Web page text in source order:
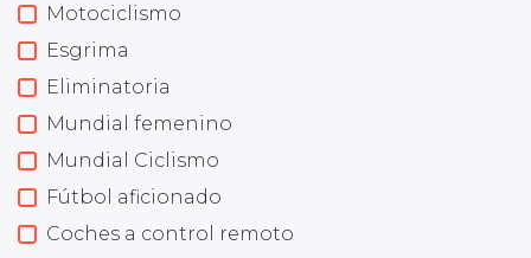
Motociclismo
Esgrima
Eliminatoria
Mundial femenino
Mundial Ciclismo
Fútbol aficionado
Coches a control remoto